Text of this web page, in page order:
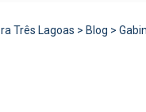
Três Lagoas > Blog >